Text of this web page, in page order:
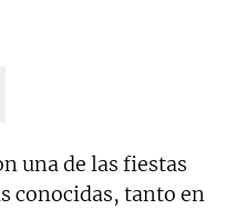
una de las fiestas
conocidas, tanto en